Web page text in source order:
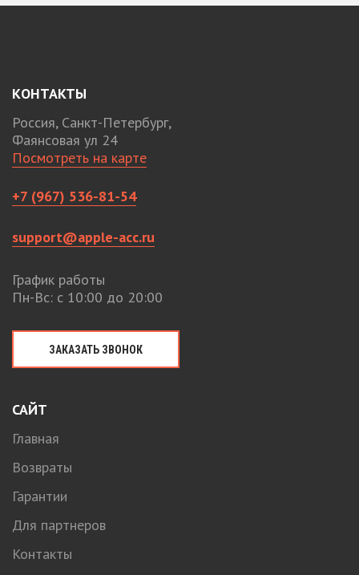
КОНТАКТЫ
Россия, Санкт-Петербург,
Фаянсовая ул 24
Посмотреть на карте
+7 (967) 536-81-54
support@apple-acc.ru
График работы
Пн-Вс: с 10:00 до 20:00
ЗАКАЗАТЬ ЗВОНОК
САЙТ
Главная
Возвраты
Гарантии
Для партнеров
Контакты